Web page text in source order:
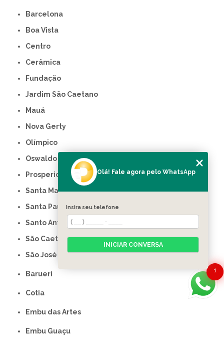
Barcelona
Boa Vista
Centro
Cerâmica
Fundação
Jardim São Caetano
Mauá
Nova Gerty
Olímpico
Oswaldo Cruz
Prosperidade
Santa Maria
Santa Paula
Santo Antônio
São Caetano do Sul
São José
Barueri
Cotia
Embu das Artes
Embu Guaçu
1
Olá! Fale agora pelo WhatsApp
Insira seu telefone
INICIAR CONVERSA